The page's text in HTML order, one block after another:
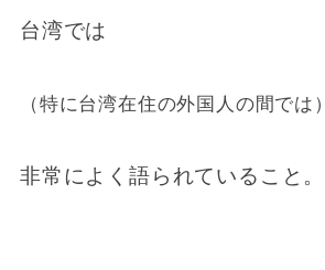
台湾では
（特に台湾在住の外国人の間では）
非常によく語られていること。